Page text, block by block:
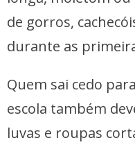
de gorros,
durante as
Quem sai cedo
escola também
luvas e roupas